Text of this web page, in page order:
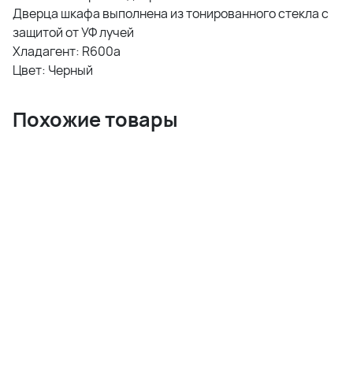
Дверца шкафа выполнена из тонированного стекла с
защитой от УФ лучей
Хладагент: R600a
Цвет: Черный
Похожие товары